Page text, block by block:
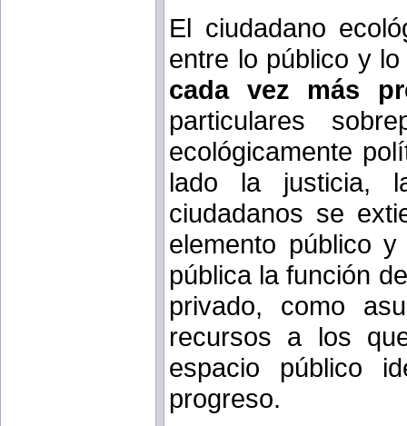
El ciudadano
entre lo público y
cada vez más
particulares
ecológicamente
lado la justicia,
ciudadanos se
elemento público
pública la función
privado, como
recursos a los
espacio público
progreso.